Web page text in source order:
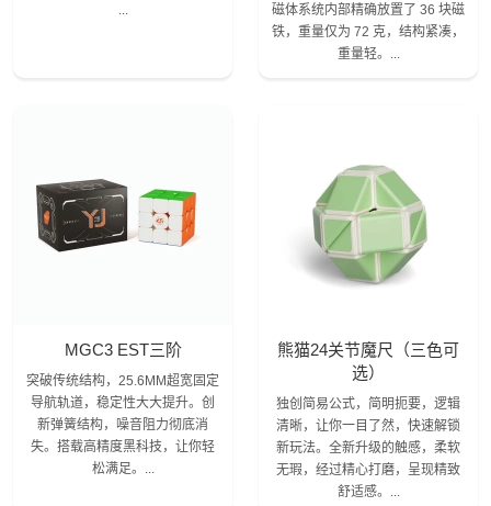
磁体系统内部精确放置了 36 块磁
铁，重量仅为 72 克，结构紧凑，
重量轻。...
MGC3 EST三阶
突破传统结构，25.6MM超宽固定
导航轨道，稳定性大大提升。创
新弹簧结构，噪音阻力彻底消
失。搭载高精度黑科技，让你轻
松满足。...
熊猫24关节魔尺（三色可
选）
独创简易公式，简明扼要，逻辑
清晰，让你一目了然，快速解锁
新玩法。全新升级的触感，柔软
无瑕，经过精心打磨，呈现精致
舒适感。...